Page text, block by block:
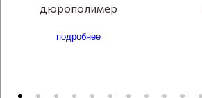
дюрополимер
подробнее